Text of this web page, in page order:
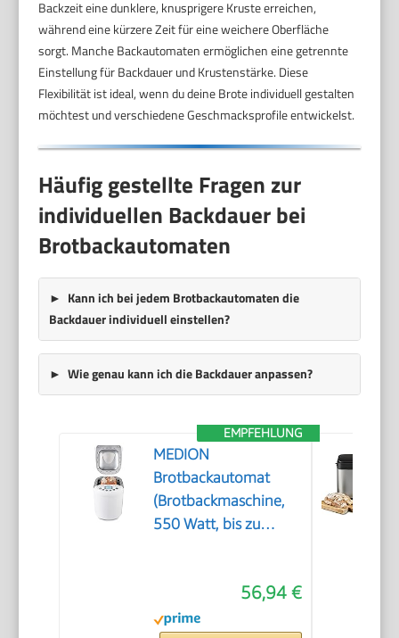
Backzeit eine dunklere, knusprigere Kruste erreichen,
während eine kürzere Zeit für eine weichere Oberfläche
sorgt. Manche Backautomaten ermöglichen eine getrennte
Einstellung für Backdauer und Krustenstärke. Diese
Flexibilität ist ideal, wenn du deine Brote individuell gestalten
möchtest und verschiedene Geschmacksprofile entwickelst.
Häufig gestellte Fragen zur
individuellen Backdauer bei
Brotbackautomaten
Kann ich bei jedem Brotbackautomaten die
Backdauer individuell einstellen?
Wie genau kann ich die Backdauer anpassen?
EMPFEHLUNG
MEDION
Brotbackautomat
(Brotbackmaschine,
550 Watt, bis zu
Bräunungsgrade,
Warmhaltefunktion,
56,94 €